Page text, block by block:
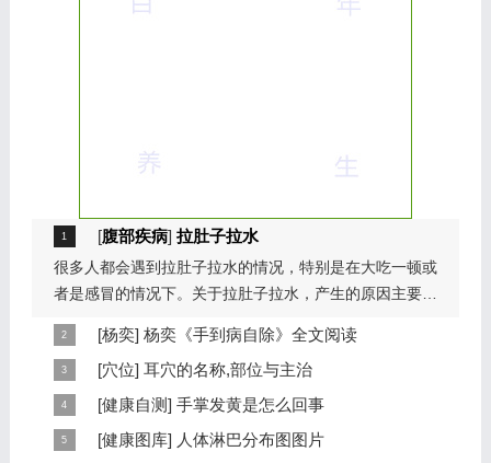
[腹部疾病] 拉肚子拉水
很多人都会遇到拉肚子拉水的情况，特别是在大吃一顿或
者是感冒的情况下。关于拉肚子拉水，产生的原因主要是
[杨奕] 杨奕《手到病自除》全文阅读
本页提供杨奕手到病自除全文阅读。包括完整目录、共计
6大章，66个小节的详细内容。涉及到全身的各个反射
区，以及自然疗法、反射区疗法、食疗等。另外...
[穴位] 耳穴的名称,部位与主治
耳穴在耳郭的分布有一定规律，耳穴在耳郭的分布犹如一
个倒置在子宫内的胎儿，头部朝下，臀部朝上。其分布的
规律是，与面颊相应的穴位在耳垂；与上肢相...
[健康自测] 手掌发黄是怎么回事
手掌发黄，一般是血管内血液不充盈或是皮肤营养不良的
[健康图库] 人体淋巴分布图图片